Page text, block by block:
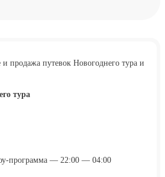
продажа путевок Новогоднего тура и
тура
программа — 22:00 — 04:00